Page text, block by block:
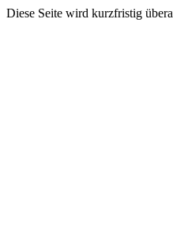
Diese Seite wird kurzfristig